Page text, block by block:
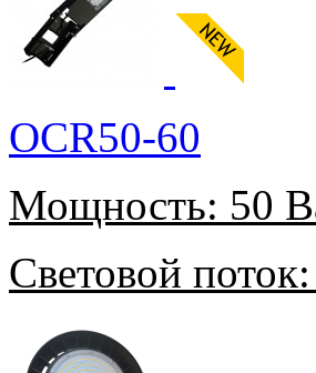
OCR50-60
Мощность: 50
Световой поток: